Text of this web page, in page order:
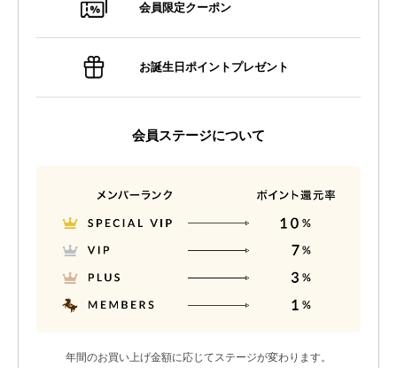
会員限定クーポン
お誕生日ポイントプレゼント
会員ステージについて
年間のお買い上げ金額に応じてステージが変わります。